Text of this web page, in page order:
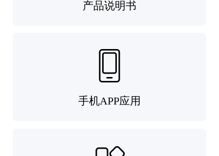
产品说明书
手机APP应用